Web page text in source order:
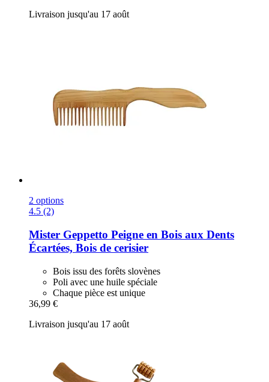
Livraison jusqu'au 17 août
2 options
4.5 (2)
Mister Geppetto Peigne en Bois aux Dents
Écartées, Bois de cerisier
Bois issu des forêts slovènes
Poli avec une huile spéciale
Chaque pièce est unique
36,99 €
Livraison jusqu'au 17 août